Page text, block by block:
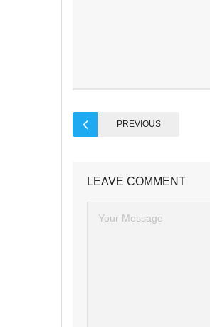
PREVIOUS
LEAVE COMMENT